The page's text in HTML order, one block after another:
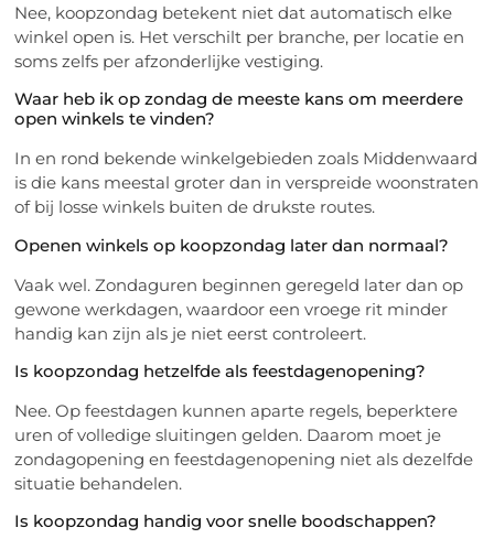
Nee, koopzondag betekent niet dat automatisch elke
winkel open is. Het verschilt per branche, per locatie en
soms zelfs per afzonderlijke vestiging.
Waar heb ik op zondag de meeste kans om meerdere
open winkels te vinden?
In en rond bekende winkelgebieden zoals Middenwaard
is die kans meestal groter dan in verspreide woonstraten
of bij losse winkels buiten de drukste routes.
Openen winkels op koopzondag later dan normaal?
Vaak wel. Zondaguren beginnen geregeld later dan op
gewone werkdagen, waardoor een vroege rit minder
handig kan zijn als je niet eerst controleert.
Is koopzondag hetzelfde als feestdagenopening?
Nee. Op feestdagen kunnen aparte regels, beperktere
uren of volledige sluitingen gelden. Daarom moet je
zondagopening en feestdagenopening niet als dezelfde
situatie behandelen.
Is koopzondag handig voor snelle boodschappen?